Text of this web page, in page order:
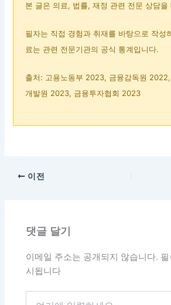
본 글은 의료, 법률, 재정 관련 전문 상담을
필자는 직접 경험과 취재를 바탕으로 작성
료는 관련 전문기관의 공식 통계입니다.
출처: 고용노동부 2023, 금융감독원
개발원 2023, 금융투자협회 2023
이전
댓글 달기
이메일 주소는 공개되지 않습니다.
시됩니다